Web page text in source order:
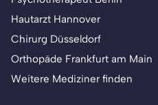
Hautarzt Hannover
Chirurg Düsseldorf
Orthopäde Frankfurt am Main
Weitere Mediziner finden